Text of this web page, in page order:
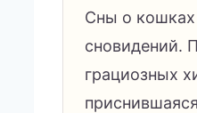
Сны о кошках
сновидений.
грациозных